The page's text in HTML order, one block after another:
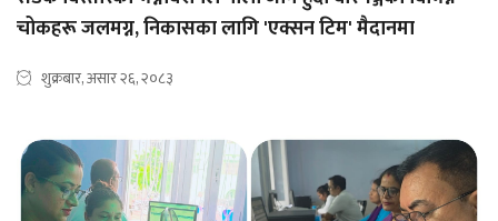
चोकहरू जलमग्न, निकासका लागि 'एक्सन टिम' मैदानमा
शुक्रबार, असार २६, २०८३